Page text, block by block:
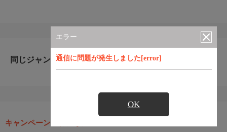
エラー
通信に問題が発生しました[error]
OK
同じジャンルのおすすめ番組
キャンペーン・お得な情報